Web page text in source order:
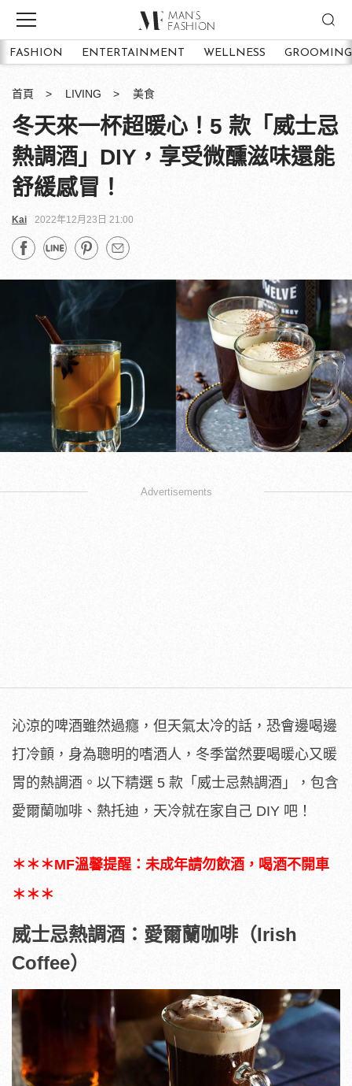
FASHION ENTERTAINMENT WELLNESS GROOMING
首頁 LIVING 美食
冬天來一杯超暖心！5 款「威士忌
熱調酒」DIY，享受微醺滋味還能
舒緩感冒！
Kai 2022年12月23日 21:00
Advertisements
沁涼的啤酒雖然過癮，但天氣太冷的話，恐會邊喝邊
打冷顫，身為聰明的嗜酒人，冬季當然要喝暖心又暖
胃的熱調酒。以下精選 5 款「威士忌熱調酒」，包含
愛爾蘭咖啡、熱托迪，天冷就在家自己 DIY 吧！
＊＊＊MF溫馨提醒：未成年請勿飲酒，喝酒不開車
＊＊＊
威士忌熱調酒：愛爾蘭咖啡（Irish
Coffee）